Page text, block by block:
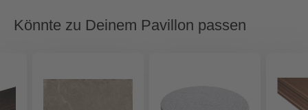
Könnte zu Deinem Pavillon passen